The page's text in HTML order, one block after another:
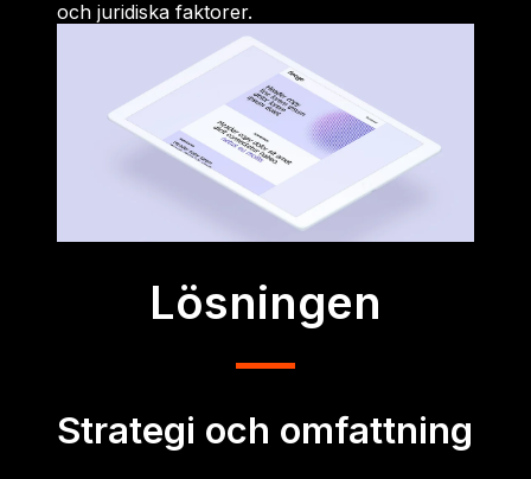
och juridiska faktorer.
Lösningen
Strategi och omfattning